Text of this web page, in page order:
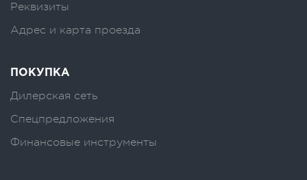
Реквизиты
Адрес и карта проезда
ПОКУПКА
Дилерская сеть
Спецпредложения
Финансовые инструменты